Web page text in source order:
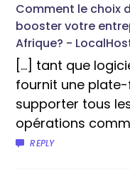
Comment le choix
booster votre
Afrique? -
[…] tant que
fournit une
supporter tous
opérations
REPLY